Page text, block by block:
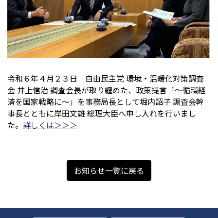
令和６年４月２３日 自由民主党 環境・温暖化対策調査
会 井上信治 調査会長が取り纏めた、政策提言「～循環経
済を国家戦略に～」を事務局長として堀内詔子 調査会幹
事長とともに岸田文雄 総理大臣へ申し入れを行いまし
た。 詳しくは＞＞＞
お知らせ一覧に戻る